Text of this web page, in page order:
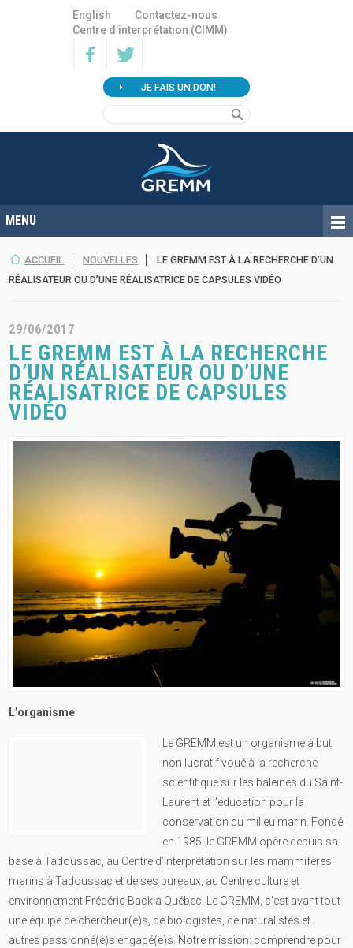
English
Contactez-nous
Centre d’interprétation (CIMM)
JE FAIS UN DON!
ACCUEIL NOUVELLES
LE GREMM EST À LA RECHERCHE D’UN
RÉALISATEUR OU D’UNE RÉALISATRICE DE CAPSULES VIDÉO
29/06/2017
LE GREMM EST À LA RECHERCHE
D’UN RÉALISATEUR OU D’UNE
RÉALISATRICE DE CAPSULES
VIDÉO
L’organisme
Le GREMM est un organisme à but
non lucratif voué à la recherche
scientifique sur les baleines du Saint-
Laurent et l’éducation pour la
conservation du milieu marin. Fondé
en 1985, le GREMM opère depuis sa
base à Tadoussac, au Centre d’interprétation sur les mammifères
marins à Tadoussac et de ses bureaux, au Centre culture et
environnement Frédéric Back à Québec. Le GREMM, c’est avant tout
une équipe de chercheur(e)s, de biologistes, de naturalistes et
autres passionné(e)s engagé(e)s. Notre mission: comprendre pour